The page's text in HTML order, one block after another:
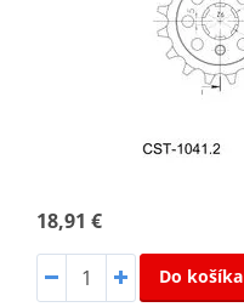
18,91 €
Do košíka